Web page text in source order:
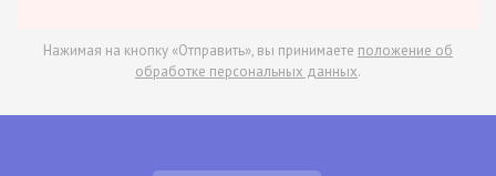
Нажимая на кнопку «Отправить», вы принимаете положение об
обработке персональных данных.